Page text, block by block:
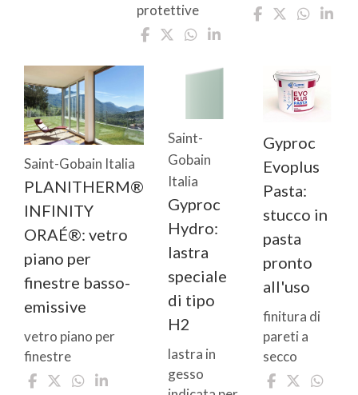
protettive
Saint-Gobain Italia
PLANITHERM®
INFINITY
ORAÉ®: vetro
piano per
finestre basso-
emissive
vetro piano per
finestre
Saint-
Gobain
Italia
Gyproc
Hydro:
lastra
speciale
di tipo
H2
lastra in
gesso
Gyproc
Evoplus
Pasta:
stucco in
pasta
pronto
all'uso
finitura di
pareti a
secco